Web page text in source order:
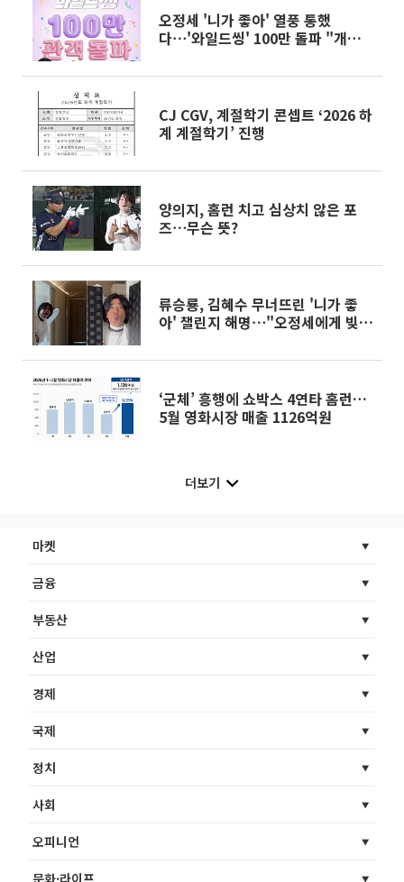
오정세 '니가 좋아' 열풍 통했
다⋯'와일드씽' 100만 돌파 "개봉
CJ CGV, 계절학기 콘셉트 ‘2026 하
계 계절학기’ 진행
양의지, 홈런 치고 심상치 않은 포
즈⋯무슨 뜻?
류승룡, 김혜수 무너뜨린 '니가 좋
아' 챌린지 해명⋯"오정세에게 빚
‘군체’ 흥행에 쇼박스 4연타 홈런…
5월 영화시장 매출 1126억원
더보기
마켓
금융
부동산
산업
경제
국제
정치
사회
오피니언
문화·라이프